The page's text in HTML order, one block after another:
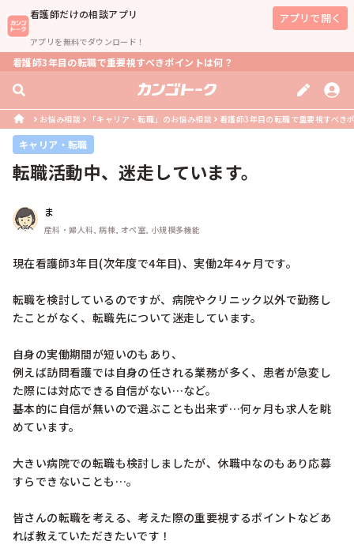
看護師だけの相談アプリ
アプリを無料でダウンロード！
アプリで開く
看護師3年目の転職で重要視すべきポイントは何？
お悩み相談 「キャリア・転職」のお悩み相談 看護師3年目の転職で重要視すべき
キャリア・転職
転職活動中、迷走しています。
ま
産科・婦人科, 病棟, オペ室, 小規模多機能
現在看護師3年目(次年度で4年目)、実働2年4ヶ月です。
転職を検討しているのですが、病院やクリニック以外で勤務し
たことがなく、転職先について迷走しています。
自身の実働期間が短いのもあり、
例えば訪問看護では自身の任される業務が多く、患者が急変し
た際には対応できる自信がない…など。
基本的に自信が無いので選ぶことも出来ず…何ヶ月も求人を眺
めています。
大きい病院での転職も検討しましたが、休職中なのもあり応募
すらできないことも…。
皆さんの転職を考える、考えた際の重要視するポイントなどあ
れば教えていただきたいです！